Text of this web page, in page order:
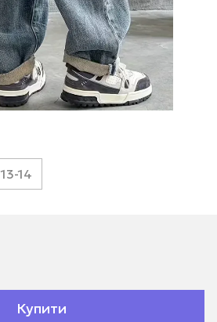
13-14
Купити